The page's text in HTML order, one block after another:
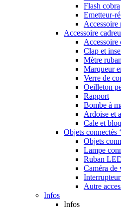
Flash cobra
Emetteur-
Accessoire
Accessoire
Accessoire
Clap et
Mètre
Marqueur
Verre de
Oeilleton
Rapport
Bombe à
Ardoise et
Cale et
Objets connectés
Objets
Lampe
Ruban
Caméra de
Autre
Infos
Infos